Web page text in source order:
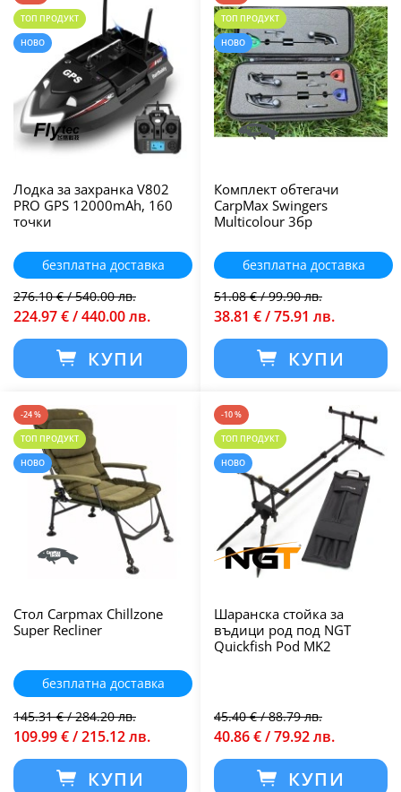
ТОП ПРОДУКТ
НОВО
Лодка за захранка V802
PRO GPS 12000mAh, 160
точки
безплатна доставка
276.10 € / 540.00 лв.
224.97 € / 440.00 лв.
КУПИ
ТОП ПРОДУКТ
НОВО
Комплект обтегачи
CarpMax Swingers
Multicolour 3бр
безплатна доставка
51.08 € / 99.90 лв.
38.81 € / 75.91 лв.
КУПИ
-24 %
ТОП ПРОДУКТ
НОВО
Стол Carpmax Chillzone
Super Recliner
безплатна доставка
145.31 € / 284.20 лв.
109.99 € / 215.12 лв.
КУПИ
-10 %
ТОП ПРОДУКТ
НОВО
Шаранска стойка за
въдици род под NGT
Quickfish Pod MK2
45.40 € / 88.79 лв.
40.86 € / 79.92 лв.
КУПИ